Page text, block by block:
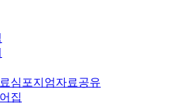
심포지엄자료공유
집